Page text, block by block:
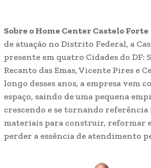
Sobre o Home Center Castelo Forte
de atuação no Distrito Federal, a
presente em quatro Cidades do DF:
Recanto das Emas, Vicente Pires e
longo desses anos, a empresa vem
espaço, saindo de uma pequena
crescendo e se tornando referência
materiais para construir, reformar
perder a essência de atendimento